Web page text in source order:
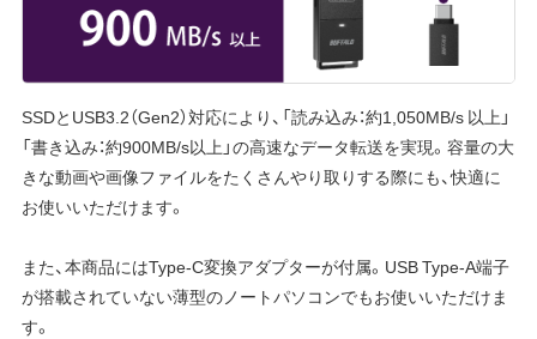
SSDとUSB3.2（Gen2）対応により、「読み込み：約1,050MB/s 以上」
「書き込み：約900MB/s以上」の高速なデータ転送を実現。容量の大
きな動画や画像ファイルをたくさんやり取りする際にも、快適に
お使いいただけます。
また、本商品にはType-C変換アダプターが付属。USB Type-A端子
が搭載されていない薄型のノートパソコンでもお使いいただけま
す。